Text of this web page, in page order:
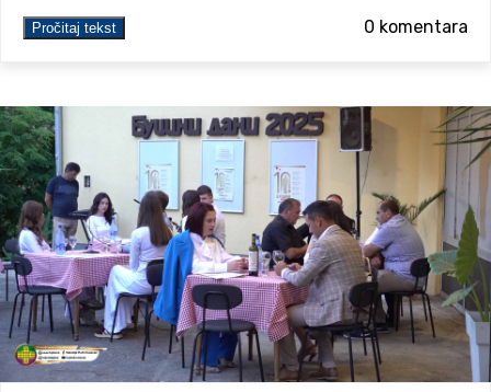
Pročitaj tekst 0 komentara